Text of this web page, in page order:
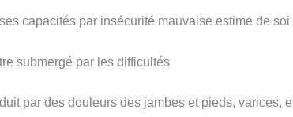
capacités par insécurité mauvaise estime de
submergé par les difficultés
par des douleurs des jambes et pieds,